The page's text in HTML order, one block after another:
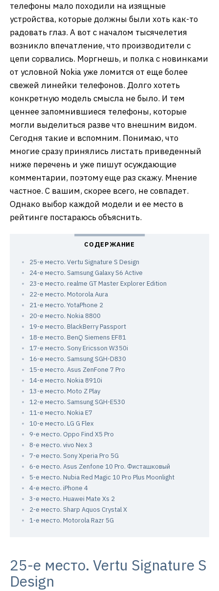
телефоны мало походили на изящные
устройства, которые должны были хоть как-то
радовать глаз. А вот с началом тысячелетия
возникло впечатление, что производители с
цепи сорвались. Моргнешь, и полка с новинками
от условной Nokia уже ломится от еще более
свежей линейки телефонов. Долго хотеть
конкретную модель смысла не было. И тем
ценнее запомнившиеся телефоны, которые
могли выделиться разве что внешним видом.
Сегодня такие и вспомним. Понимаю, что
многие сразу принялись листать приведенный
ниже перечень и уже пишут осуждающие
комментарии, поэтому еще раз скажу. Мнение
частное. С вашим, скорее всего, не совпадет.
Однако выбор каждой модели и ее место в
рейтинге постараюсь объяснить.
25-е место. Vertu Signature S Design
24-е место. Samsung Galaxy S6 Active
23-е место. realme GT Master Explorer Edition
22-е место. Motorola Aura
21-е место. YotaPhone 2
20-е место. Nokia 8800
19-е место. BlackBerry Passport
18-е место. BenQ Siemens EF81
17-е место. Sony Ericsson W350i
16-е место. Samsung SGH-D830
15-е место. Asus ZenFone 7 Pro
14-е место. Nokia 8910i
13-е место. Moto Z Play
12-е место. Samsung SGH-E530
11-е место. Nokia E7
10-е место. LG G Flex
9-е место. Oppo Find X5 Pro
8-е место. vivo Nex 3
7-е место. Sony Xperia Pro 5G
6-е место. Asus Zenfone 10 Pro. Фисташковый
5-е место. Nubia Red Magic 10 Pro Plus Moonlight
4-е место. iPhone 4
3-е место. Huawei Mate Xs 2
2-е место. Sharp Aquos Crystal X
1-е место. Motorola Razr 5G
25-е место. Vertu Signature S
Design